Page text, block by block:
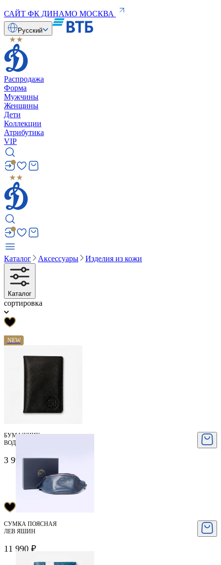
САЙТ ФК ДИНАМО МОСКВА
Русский
Распродажа
Форма
Мужчины
Женщины
Дети
Коллекции
Атрибутика
VIP
Каталог Аксессуары Изделия из кожи
Каталог
сортировка
NEW
БУМАЖНИК
ВОДИТЕЛЯ ЛЕВ
3 990 ₽
СУМКА ПОЯСНАЯ
ЛЕВ ЯШИН
11 990 ₽